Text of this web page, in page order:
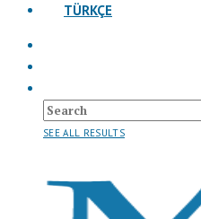
TÜRKÇE
SEE ALL RESULTS